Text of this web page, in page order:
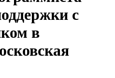
с
в